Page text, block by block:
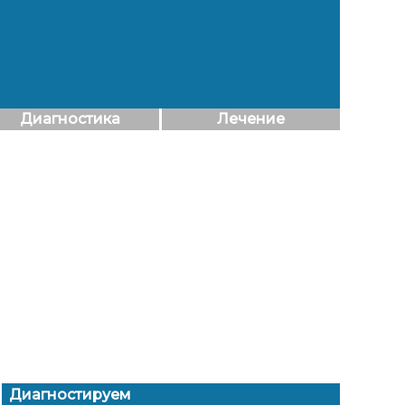
Диагностика Лечение
Диагностируем